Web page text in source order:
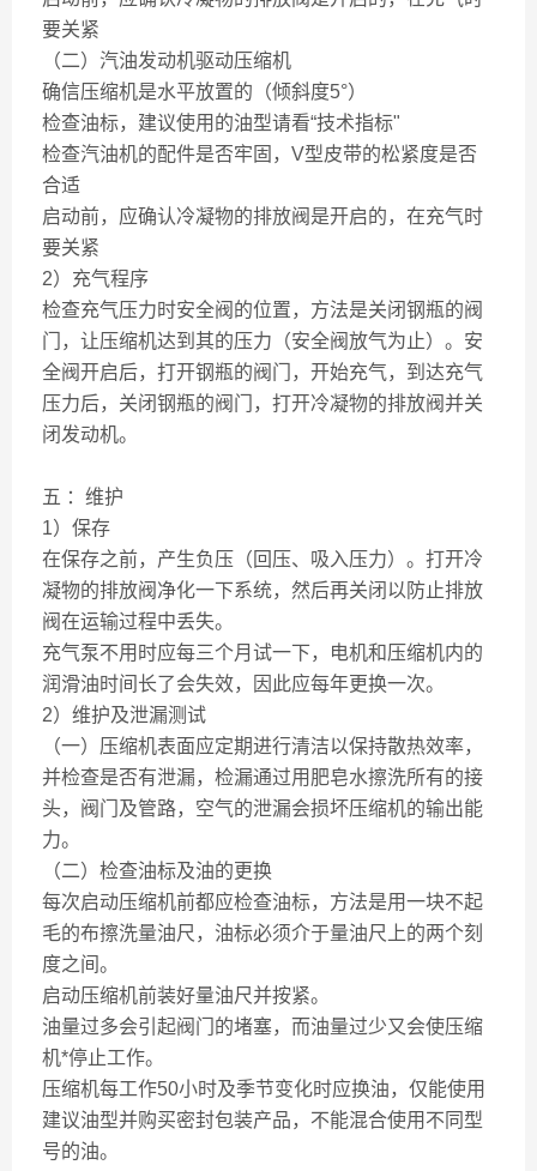
要关紧
（二）汽油发动机驱动压缩机
确信压缩机是水平放置的（倾斜度5°）
检查油标，建议使用的油型请看“技术指标"
检查汽油机的配件是否牢固，V型皮带的松紧度是否
合适
启动前，应确认冷凝物的排放阀是开启的，在充气时
要关紧
2）充气程序
检查充气压力时安全阀的位置，方法是关闭钢瓶的阀
门，让压缩机达到其的压力（安全阀放气为止）。安
全阀开启后，打开钢瓶的阀门，开始充气，到达充气
压力后，关闭钢瓶的阀门，打开冷凝物的排放阀并关
闭发动机。
五 ：维护
1）保存
在保存之前，产生负压（回压、吸入压力）。打开冷
凝物的排放阀净化一下系统，然后再关闭以防止排放
阀在运输过程中丢失。
充气泵不用时应每三个月试一下，电机和压缩机内的
润滑油时间长了会失效，因此应每年更换一次。
2）维护及泄漏测试
（一）压缩机表面应定期进行清洁以保持散热效率，
并检查是否有泄漏，检漏通过用肥皂水擦洗所有的接
头，阀门及管路，空气的泄漏会损坏压缩机的输出能
力。
（二）检查油标及油的更换
每次启动压缩机前都应检查油标，方法是用一块不起
毛的布擦洗量油尺，油标必须介于量油尺上的两个刻
度之间。
启动压缩机前装好量油尺并按紧。
油量过多会引起阀门的堵塞，而油量过少又会使压缩
机*停止工作。
压缩机每工作50小时及季节变化时应换油，仅能使用
建议油型并购买密封包装产品，不能混合使用不同型
号的油。